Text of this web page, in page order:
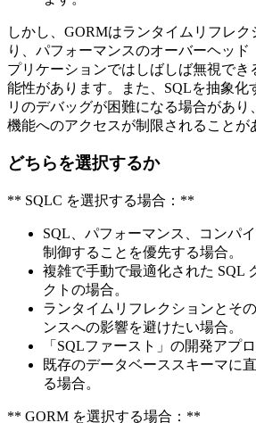
しかし、GORMはランタイムリフレ
り、パフォーマンスのオーバーヘッド
プリケーションではしばしば無視でき
能性があります。また、SQLを抽象化
リのデバッグが困難になる場合があ
機能へのアクセスが制限されることが
どちらを選択するか
** SQLC を選択する場合：**
SQL、パフォーマンス、コンパ
制御することを優先する場合。
複雑で手動で最適化された SQL
クトの場合。
ランタイムリフレクションとそ
ンスへの影響を避けたい場合。
「SQLファースト」の開発アプ
既存のデータベーススキーマに
る場合。
** GORM を選択する場合：**